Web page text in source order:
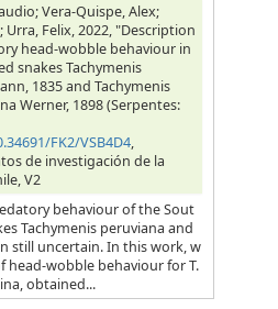
Vera-Quispe, Alex;
Felix, 2022, "Description
head-wobble behaviour in
snakes Tachymenis
1835 and Tachymenis
Werner, 1898 (Serpentes:
FK2/VSB4D4,
de investigación de la
V2
behaviour of the Sout
Tachymenis peruviana and
still uncertain. In this work, w
head-wobble behaviour for T.
obtained...